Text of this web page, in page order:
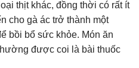
thịt khác, đồng thời có rất ít
cho gà ác trở thành một
bồi bổ sức khỏe. Món ăn
được coi là bài thuốc